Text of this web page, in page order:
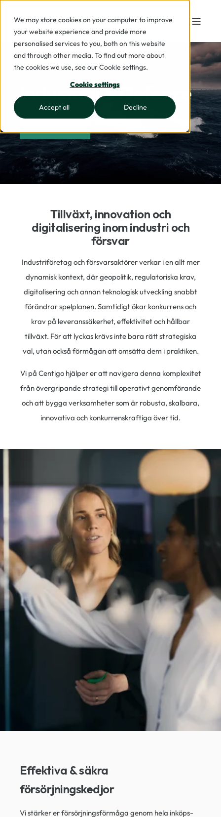
We may store cookies on your computer to improve
your website experience and provide more
personalised services to you, both on this website
and through other media. To find out more about
the cookies we use, see our Cookie settings.
Cookie settings
Accept all Decline
Industrial & Defence
Tillväxt, innovation och
digitalisering inom industri och
försvar​
Industriföretag och försvarsaktörer verkar i en allt mer
dynamisk kontext, där geopolitik, regulatoriska krav,
digitalisering och annan teknologisk utveckling snabbt
förändrar spelplanen. Samtidigt ökar konkurrens och
krav på leveranssäkerhet, effektivitet och hållbar
tillväxt. För att lyckas krävs inte bara rätt strategiska
val, utan också förmågan att omsätta dem i praktiken.
Vi på Centigo hjälper er att navigera denna komplexitet
från övergripande strategi till operativt genomförande
och att bygga verksamheter som är robusta, skalbara,
innovativa och konkurrenskraftiga över tid.
Effektiva & säkra
försörjningskedjor​
Vi stärker er försörjningsförmåga genom hela inköps-